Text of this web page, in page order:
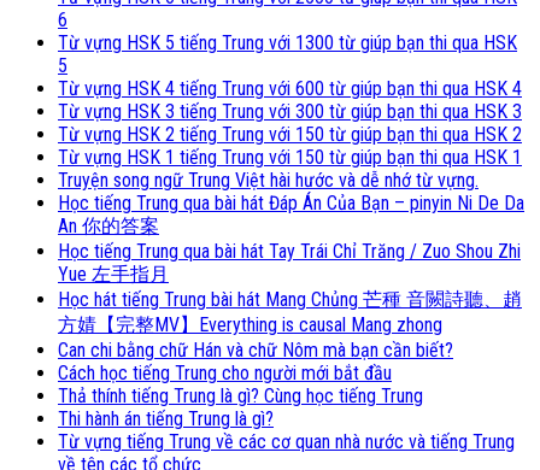
6
Từ vựng HSK 5 tiếng Trung với 1300 từ giúp bạn thi qua HSK
5
Từ vựng HSK 4 tiếng Trung với 600 từ giúp bạn thi qua HSK 4
Từ vựng HSK 3 tiếng Trung với 300 từ giúp bạn thi qua HSK 3
Từ vựng HSK 2 tiếng Trung với 150 từ giúp bạn thi qua HSK 2
Từ vựng HSK 1 tiếng Trung với 150 từ giúp bạn thi qua HSK 1
Truyện song ngữ Trung Việt hài hước và dễ nhớ từ vựng.
Học tiếng Trung qua bài hát Đáp Án Của Bạn – pinyin Ni De Da
An 你的答案
Học tiếng Trung qua bài hát Tay Trái Chỉ Trăng / Zuo Shou Zhi
Yue 左手指月
Học hát tiếng Trung bài hát Mang Chủng 芒種 音闕詩聽、趙
方婧【完整MV】Everything is causal Mang zhong
Can chi bằng chữ Hán và chữ Nôm mà bạn cần biết?
Cách học tiếng Trung cho người mới bắt đầu
Thả thính tiếng Trung là gì? Cùng học tiếng Trung
Thi hành án tiếng Trung là gì?
Từ vựng tiếng Trung về các cơ quan nhà nước và tiếng Trung
về tên các tổ chức